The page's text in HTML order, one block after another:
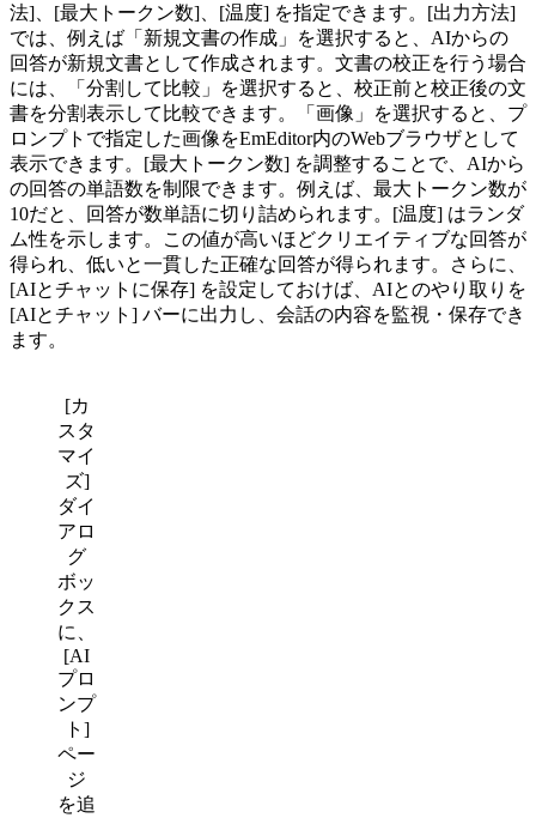
法]、[最大トークン数]、[温度] を指定できます。[出力方法]
では、例えば「新規文書の作成」を選択すると、AIからの
回答が新規文書として作成されます。文書の校正を行う場合
には、「分割して比較」を選択すると、校正前と校正後の文
書を分割表示して比較できます。「画像」を選択すると、プ
ロンプトで指定した画像をEmEditor内のWebブラウザとして
表示できます。[最大トークン数] を調整することで、AIから
の回答の単語数を制限できます。例えば、最大トークン数が
10だと、回答が数単語に切り詰められます。[温度] はランダ
ム性を示します。この値が高いほどクリエイティブな回答が
得られ、低いと一貫した正確な回答が得られます。さらに、
[AIとチャットに保存] を設定しておけば、AIとのやり取りを
[AIとチャット] バーに出力し、会話の内容を監視・保存でき
ます。
[カ
スタ
マイ
ズ]
ダイ
アロ
グ
ボッ
クス
に、
[AI
プロ
ンプ
ト]
ペー
ジ
を追